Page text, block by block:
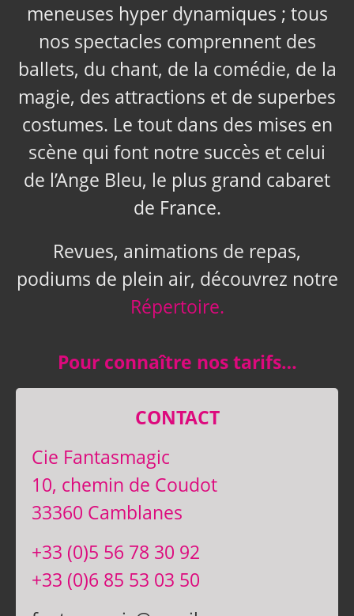
meneuses hyper dynamiques ; tous
nos spectacles comprennent des
ballets, du chant, de la comédie, de la
magie, des attractions et de superbes
costumes. Le tout dans des mises en
scène qui font notre succès et celui
de l’Ange Bleu, le plus grand cabaret
de France.
Revues, animations de repas,
podiums de plein air, découvrez notre
Répertoire.
Pour connaître nos tarifs…
CONTACT
Cie Fantasmagic
10, chemin de Coudot
33360 Camblanes
+33 (0)5 56 78 30 92
+33 (0)6 85 53 03 50